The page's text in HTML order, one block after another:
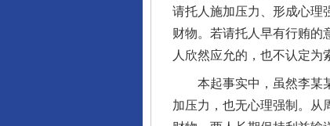
请托人施加压力、形成心理
财物。若请托人早有行贿的
人欣然应允的，也不认定为
本起事实中，虽然李某某
加压力，也无心理强制。从